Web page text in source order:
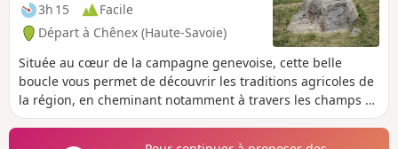
3h 15
Facile
Départ à Chênex (Haute-Savoie)
Située au cœur de la campagne genevoise, cette belle
boucle vous permet de découvrir les traditions agricoles de
la région, en cheminant notamment à travers les champs et
les cultures de la plaine. Vous traverserez également le